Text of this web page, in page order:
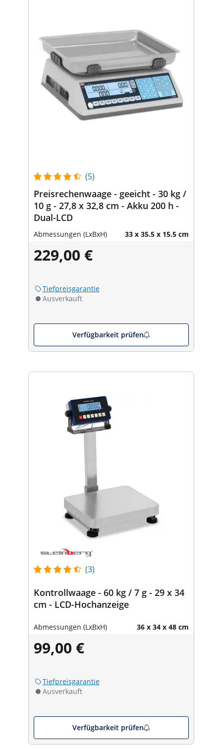
(5)
Preisrechenwaage - geeicht - 30 kg /
10 g - 27,8 x 32,8 cm - Akku 200 h -
Dual-LCD
Abmessungen (LxBxH) 33 x 35.5 x 15.5 cm
229,00 €
Tiefpreisgarantie
Ausverkauft
Verfügbarkeit prüfen
(3)
Kontrollwaage - 60 kg / 7 g - 29 x 34
cm - LCD-Hochanzeige
Abmessungen (LxBxH) 36 x 34 x 48 cm
99,00 €
Tiefpreisgarantie
Ausverkauft
Verfügbarkeit prüfen